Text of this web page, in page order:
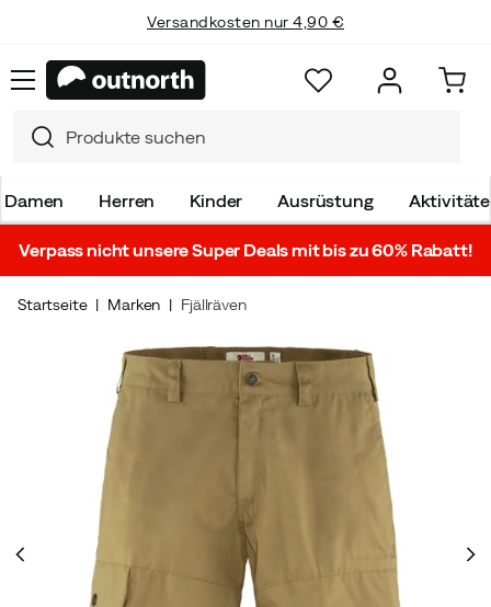
Versandkosten nur 4,90 €
Damen Herren Kinder Ausrüstung
Verpass nicht unsere Super Deals mit bis zu 60% Rabatt!
Startseite Marken Fjällräven